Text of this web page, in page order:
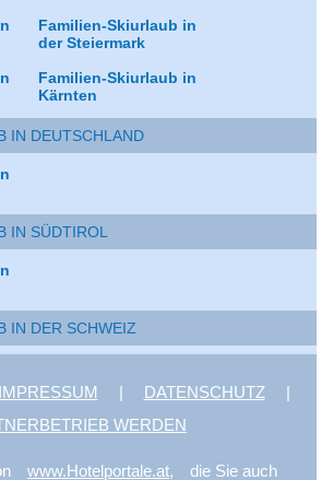
Familien-Skiurlaub in
der Steiermark
Familien-Skiurlaub in
Kärnten
IN DEUTSCHLAND
IN SÜDTIROL
IN DER SCHWEIZ
IMPRESSUM | DATENSCHUTZ
|
WERDEN
www.Hotelportale.at, die Sie auch